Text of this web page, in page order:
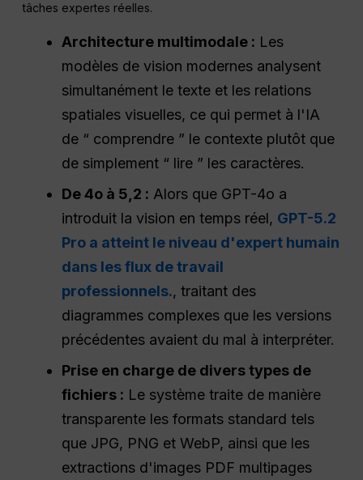
tâches expertes réelles.
Architecture multimodale : Les
modèles de vision modernes analysent
simultanément le texte et les relations
spatiales visuelles, ce qui permet à l'IA
de “ comprendre ” le contexte plutôt que
de simplement “ lire ” les caractères.
De 4o à 5,2 : Alors que GPT-4o a
introduit la vision en temps réel, GPT-5.2
Pro a atteint le niveau d'expert humain
dans les flux de travail
professionnels., traitant des
diagrammes complexes que les versions
précédentes avaient du mal à interpréter.
Prise en charge de divers types de
fichiers : Le système traite de manière
transparente les formats standard tels
que JPG, PNG et WebP, ainsi que les
extractions d'images PDF multipages